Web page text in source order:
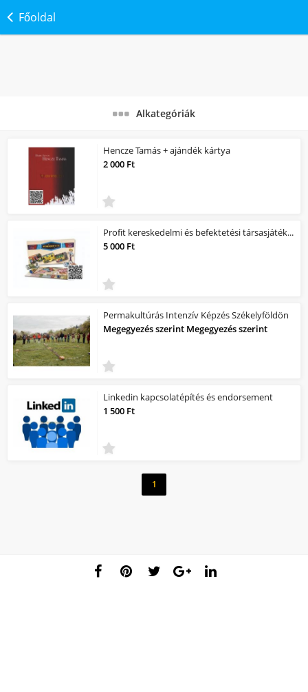
Főoldal
Alkategóriák
Hencze Tamás + ajándék kártya
2 000 Ft
Profit kereskedelmi és befektetési társasjáték +ajándék kártya
5 000 Ft
Permakultúrás Intenzív Képzés Székelyföldön
Megegyezés szerint Megegyezés szerint
Linkedin kapcsolatépítés és endorsement
1 500 Ft
1